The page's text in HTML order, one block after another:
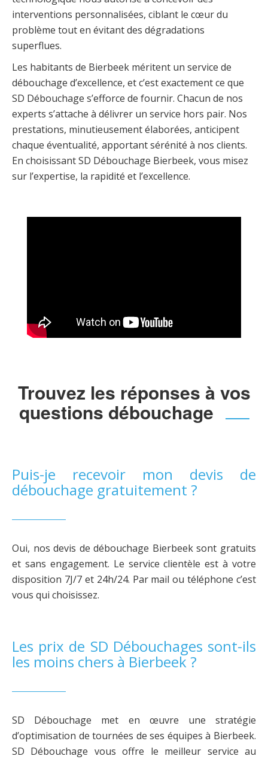
interventions personnalisées, ciblant le cœur du
problème tout en évitant des dégradations
superflues.
Les habitants de Bierbeek méritent un service de
débouchage d’excellence, et c’est exactement ce que
SD Débouchage s’efforce de fournir. Chacun de nos
experts s’attache à délivrer un service hors pair. Nos
prestations, minutieusement élaborées, anticipent
chaque éventualité, apportant sérénité à nos clients.
En choisissant SD Débouchage Bierbeek, vous misez
sur l’expertise, la rapidité et l’excellence.
Trouvez les réponses à vos
questions débouchage
Puis-je recevoir mon devis de
débouchage gratuitement ?
Oui, nos devis de débouchage Bierbeek sont gratuits
et sans engagement. Le service clientèle est à votre
disposition 7J/7 et 24h/24. Par mail ou téléphone c’est
vous qui choisissez.
Les prix de SD Débouchages sont-ils
les moins chers à Bierbeek ?
SD Débouchage met en œuvre une stratégie
d’optimisation de tournées de ses équipes à Bierbeek.
SD Débouchage vous offre le meilleur service au